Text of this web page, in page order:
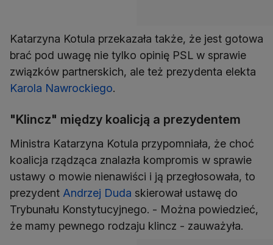
Katarzyna Kotula przekazała także, że jest gotowa
brać pod uwagę nie tylko opinię PSL w sprawie
związków partnerskich, ale też prezydenta elekta
Karola Nawrockiego.
"Klincz" między koalicją a prezydentem
Ministra Katarzyna Kotula przypomniała, że choć
koalicja rządząca znalazła kompromis w sprawie
ustawy o mowie nienawiści i ją przegłosowała, to
prezydent Andrzej Duda skierował ustawę do
Trybunału Konstytucyjnego. - Można powiedzieć,
że mamy pewnego rodzaju klincz - zauważyła.